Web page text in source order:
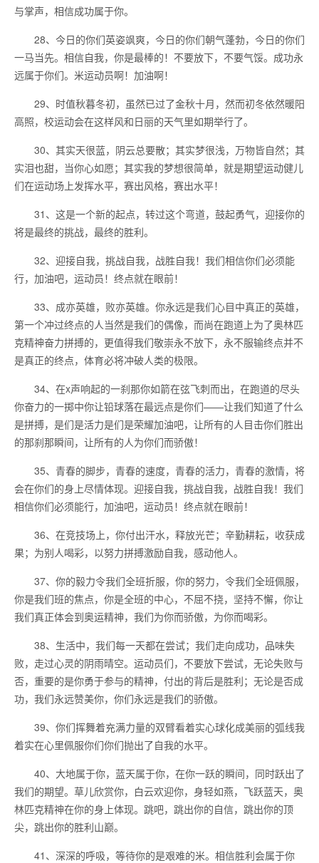
与掌声，相信成功属于你。
28、今日的你们英姿飒爽，今日的你们朝气蓬勃，今日的你们
一马当先。相信自我，你是最棒的！不要放下，不要气馁。成功永
远属于你们。米运动员啊！加油啊！
29、时值秋暮冬初，虽然已过了金秋十月，然而初冬依然暖阳
高照，校运动会在这样风和日丽的天气里如期举行了。
30、其实天很蓝，阴云总要散；其实梦很浅，万物皆自然；其
实泪也甜，当你心如愿；其实我的梦想很简单，就是期望运动健儿
们在运动场上发挥水平，赛出风格，赛出水平！
31、这是一个新的起点，转过这个弯道，鼓起勇气，迎接你的
将是最终的挑战，最终的胜利。
32、迎接自我，挑战自我，战胜自我！我们相信你们必须能
行，加油吧，运动员！终点就在眼前！
33、成亦英雄，败亦英雄。你永远是我们心目中真正的英雄，
第一个冲过终点的人当然是我们的偶像，而尚在跑道上为了奥林匹
克精神奋力拼搏的，更值得我们敬崇永不放下，永不服输终点并不
是真正的终点，体育必将冲破人类的极限。
34、在x声响起的一刹那你如箭在弦飞刺而出，在跑道的尽头
你奋力的一掷中你让铅球落在最远点是你们——让我们知道了什么
是拼搏，是们是活力是们是荣耀加油吧，让所有的人目击你们胜出
的那刹那瞬间，让所有的人为你们而骄傲！
35、青春的脚步，青春的速度，青春的活力，青春的激情，将
会在你们的身上尽情体现。迎接自我，挑战自我，战胜自我！我们
相信你们必须能行，加油吧，运动员！终点就在眼前！
36、在竞技场上，你付出汗水，释放光芒；辛勤耕耘，收获成
果；为别人喝彩，以努力拼搏激励自我，感动他人。
37、你的毅力令我们全班折服，你的努力，令我们全班佩服，
你是我们班的焦点，你是全班的中心，不屈不挠，坚持不懈，你让
我们真正体会到奥运精神，我们为你而骄傲，为你而喝彩。
38、生活中，我们每一天都在尝试；我们走向成功，品味失
败，走过心灵的阴雨晴空。运动员们，不要放下尝试，无论失败与
否，重要的是你勇于参与的精神，付出的背后是胜利；无论是否成
功，我们永远赞美你，你们永远是我们的骄傲。
39、你们挥舞着充满力量的双臂看着实心球化成美丽的弧线我
着实在心里佩服你们你们抛出了自我的水平。
40、大地属于你，蓝天属于你，在你一跃的瞬间，同时跃出了
我们的期望。草儿欣赏你，白云欢迎你，身轻如燕，飞跃蓝天，奥
林匹克精神在你的身上体现。跳吧，跳出你的自信，跳出你的顶
尖，跳出你的胜利山巅。
41、深深的呼吸，等待你的是艰难的米。相信胜利会属于你